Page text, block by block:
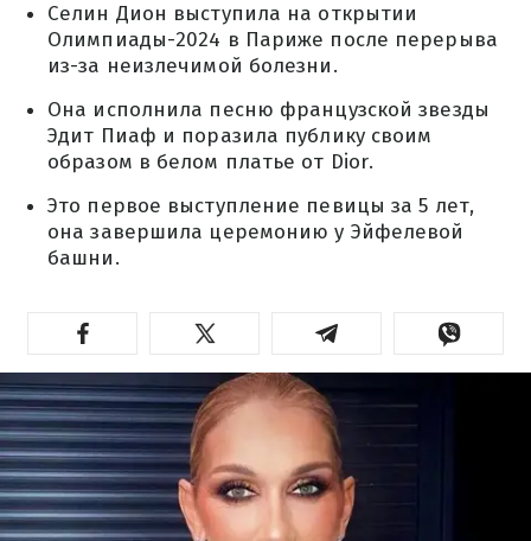
Селин Дион выступила на открытии
Олимпиады-2024 в Париже после перерыва
из-за неизлечимой болезни.
Она исполнила песню французской звезды
Эдит Пиаф и поразила публику своим
образом в белом платье от Dior.
Это первое выступление певицы за 5 лет,
она завершила церемонию у Эйфелевой
башни.